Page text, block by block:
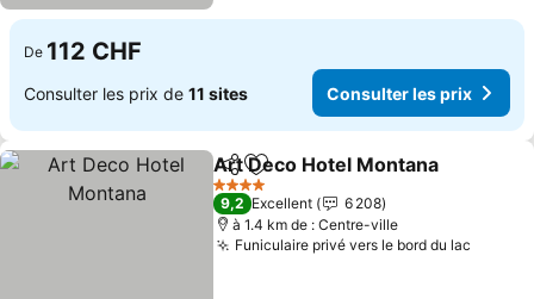
De 112 CHF
Consulter les prix de 11 sites Consulter les prix
PartagerAjouter à mes favoris
Art Deco Hotel Montana
4 Étoiles
9,2 Excellent
6 208
à 1.4 km de : Centre-ville
Funiculaire privé vers le bord du lac